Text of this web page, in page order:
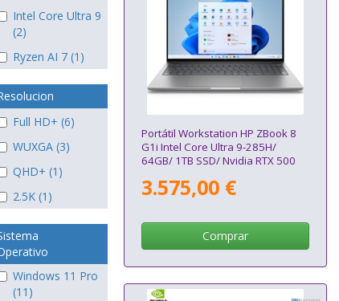
Intel Core Ultra 9
(2)
Ryzen AI 7 (1)
Full HD+ (6)
WUXGA (3)
QHD+ (1)
2.5K (1)
Windows 11 Pro
(11)
Portátil Workstation HP ZBook 8
G1i Intel Core Ultra 9-285H/
64GB/ 1TB SSD/ Nvidia RTX 500
3.575,00 €
Comprar